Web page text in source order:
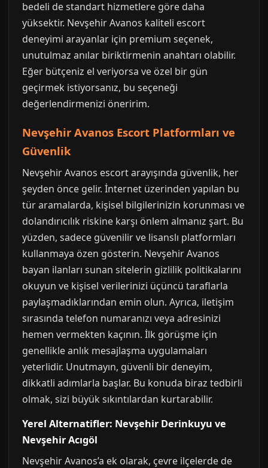
bedeli de standart hizmetlere göre daha
yüksektir. Nevşehir Avanos kaliteli escort
deneyimi arayanlar için premium seçenek,
unutulmaz anılar biriktirmenin anahtarı olabilir.
Eğer bütçeniz el veriyorsa ve özel bir gün
geçirmek istiyorsanız, bu seçeneği
değerlendirmenizi öneririm.
Nevşehir Avanos Escort Platformları ve
Güvenlik
Nevşehir Avanos escort arayışında güvenlik, her
şeyden önce gelir. İnternet üzerinden yapılan bu
tür aramalarda, kişisel bilgilerinizin korunması ve
dolandırıcılık riskine karşı önlem almanız şart. Bu
yüzden, sadece güvenilir ve lisanslı platformları
kullanmaya özen gösterin. Nevşehir Avanos
bayan ilanları sunan sitelerin gizlilik politikalarını
okuyun ve kişisel verilerinizi üçüncü taraflarla
paylaşmadıklarından emin olun. Ayrıca, iletişim
sırasında telefon numaranızı veya adresinizi
hemen vermekten kaçının. İlk görüşme için
genellikle anlık mesajlaşma uygulamaları
yeterlidir. Unutmayın, güvenli bir deneyim,
dikkatli adımlarla başlar. Bu konuda biraz tedbirli
olmak, sizi büyük sıkıntılardan kurtarabilir.
Yerel Alternatifler: Nevşehir Derinkuyu ve
Nevşehir Acıgöl
Nevşehir Avanos’a ek olarak, çevre ilçelerde de